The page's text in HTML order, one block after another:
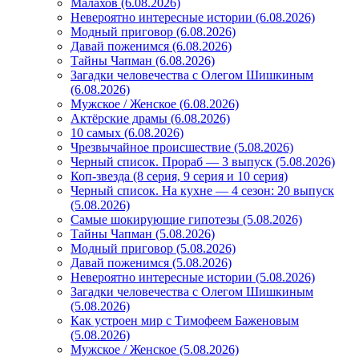
Невероятно интересные истории (6.08.2026)
Модный приговор (6.08.2026)
Давай поженимся (6.08.2026)
Тайны Чапман (6.08.2026)
Загадки человечества с Олегом Шишкиным
(6.08.2026)
Мужское / Женское (6.08.2026)
Актёрские драмы (6.08.2026)
10 самых (6.08.2026)
Чрезвычайное происшествие (5.08.2026)
Черный список. Прораб — 3 выпуск (5.08.2026)
Коп-звезда (8 серия, 9 серия и 10 серия)
Черный список. На кухне — 4 сезон: 20 выпуск
(5.08.2026)
Самые шокирующие гипотезы (5.08.2026)
Тайны Чапман (5.08.2026)
Модный приговор (5.08.2026)
Давай поженимся (5.08.2026)
Невероятно интересные истории (5.08.2026)
Загадки человечества с Олегом Шишкиным
(5.08.2026)
Как устроен мир с Тимофеем Баженовым
(5.08.2026)
Мужское / Женское (5.08.2026)